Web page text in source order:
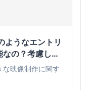
うなエントリ
の？考慮して
な映像制作に関す